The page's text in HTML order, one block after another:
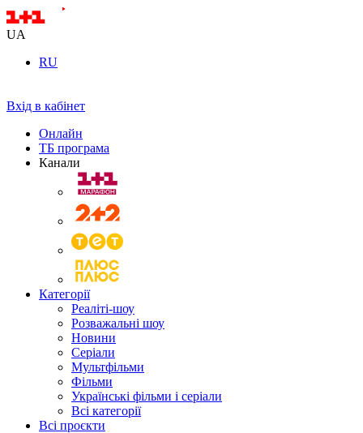
UA
RU
Вхід в кабінет
Онлайн
ТБ програма
Канали
Категорії
Реаліті-шоу
Розважальні шоу
Новини
Серіали
Мультфільми
Фільми
Українські фільми і серіали
Всі категорії
Всі проєкти